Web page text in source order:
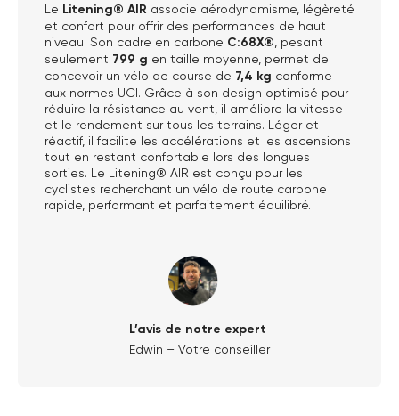
Le Litening® AIR associe aérodynamisme, légèreté
et confort pour offrir des performances de haut
niveau. Son cadre en carbone C:68X® , pesant
seulement 799 g en taille moyenne, permet de
concevoir un vélo de course de 7,4 kg conforme
aux normes UCI. Grâce à son design optimisé pour
réduire la résistance au vent, il améliore la vitesse
et le rendement sur tous les terrains. Léger et
réactif, il facilite les accélérations et les ascensions
tout en restant confortable lors des longues
sorties. Le Litening® AIR est conçu pour les
cyclistes recherchant un vélo de route carbone
rapide, performant et parfaitement équilibré.
L’avis de notre expert
Edwin – Votre conseiller